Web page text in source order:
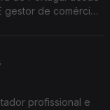
gestor de comércio
profissional e